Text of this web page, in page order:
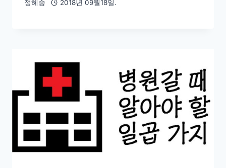
정혜승 2018년 09월18일.